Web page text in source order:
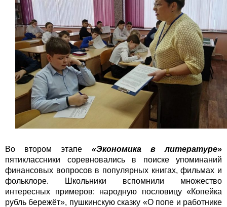
Во втором этапе «Экономика в литературе»
пятиклассники соревновались в поиске упоминаний
финансовых вопросов в популярных книгах, фильмах и
фольклоре. Школьники вспомнили множество
интересных примеров: народную пословицу «Копейка
рубль бережёт», пушкинскую сказку «О попе и работнике